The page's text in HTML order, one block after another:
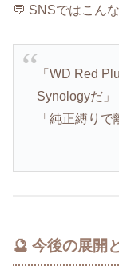
💬 SNSではこんな
「WD Red
Synologyだ」
「純正縛り
🔮 今後の展開